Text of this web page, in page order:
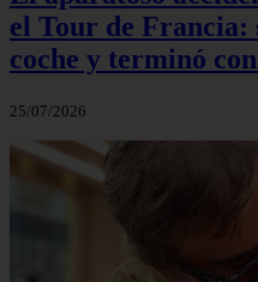
el Tour de Francia:
coche y terminó
25/07/2026